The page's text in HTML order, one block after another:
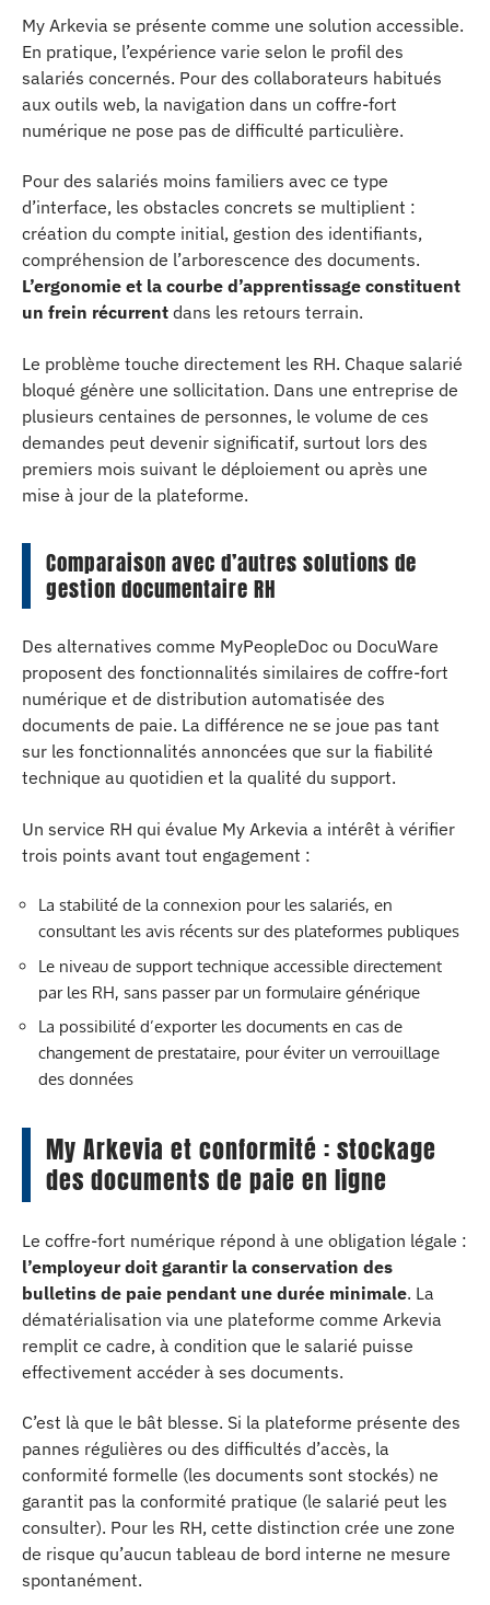
My Arkevia se présente comme une solution accessible.
En pratique, l’expérience varie selon le profil des
salariés concernés. Pour des collaborateurs habitués
aux outils web, la navigation dans un coffre-fort
numérique ne pose pas de difficulté particulière.
Pour des salariés moins familiers avec ce type
d’interface, les obstacles concrets se multiplient :
création du compte initial, gestion des identifiants,
compréhension de l’arborescence des documents.
L’ergonomie et la courbe d’apprentissage constituent
un frein récurrent dans les retours terrain.
Le problème touche directement les RH. Chaque salarié
bloqué génère une sollicitation. Dans une entreprise de
plusieurs centaines de personnes, le volume de ces
demandes peut devenir significatif, surtout lors des
premiers mois suivant le déploiement ou après une
mise à jour de la plateforme.
Comparaison avec d’autres solutions de
gestion documentaire RH
Des alternatives comme MyPeopleDoc ou DocuWare
proposent des fonctionnalités similaires de coffre-fort
numérique et de distribution automatisée des
documents de paie. La différence ne se joue pas tant
sur les fonctionnalités annoncées que sur la fiabilité
technique au quotidien et la qualité du support.
Un service RH qui évalue My Arkevia a intérêt à vérifier
trois points avant tout engagement :
La stabilité de la connexion pour les salariés, en
consultant les avis récents sur des plateformes publiques
Le niveau de support technique accessible directement
par les RH, sans passer par un formulaire générique
La possibilité d’exporter les documents en cas de
changement de prestataire, pour éviter un verrouillage
des données
My Arkevia et conformité : stockage
des documents de paie en ligne
Le coffre-fort numérique répond à une obligation légale :
l’employeur doit garantir la conservation des
bulletins de paie pendant une durée minimale. La
dématérialisation via une plateforme comme Arkevia
remplit ce cadre, à condition que le salarié puisse
effectivement accéder à ses documents.
C’est là que le bât blesse. Si la plateforme présente des
pannes régulières ou des difficultés d’accès, la
conformité formelle (les documents sont stockés) ne
garantit pas la conformité pratique (le salarié peut les
consulter). Pour les RH, cette distinction crée une zone
de risque qu’aucun tableau de bord interne ne mesure
spontanément.